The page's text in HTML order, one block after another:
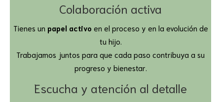
Colaboración activa
Tienes un papel activo en el proceso y en la evolución de
tu hijo.
Trabajamos juntos para que cada paso contribuya a su
progreso y bienestar.
Escucha y atención al detalle